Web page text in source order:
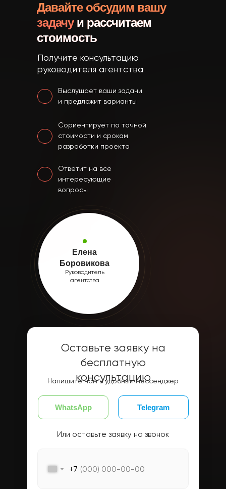
Сориентирует по точной
стоимости и срокам
разработки проекта
Получите консультацию
руководителя агентства
Ответит на все
интересующие
вопросы
Выслушает ваши задачи
и предложит варианты
Оставьте заявку на
бесплатную
консультацию
Напишите нам в удобный мессенджер
Telegram
Или оставьте заявку на звонок
WhatsApp
Елена
Боровикова
Руководитель
агентства
Давайте обсудим вашу
задачу и рассчитаем
стоимость
+7